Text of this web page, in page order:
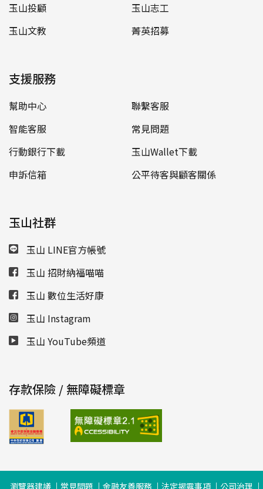
玉山投顧
玉山志工
玉山文教
菁英招募
支援服務
幫助中心
聯繫客服
智能客服
常見問題
行動銀行下載
玉山Wallet下載
申訴信箱
公平待客與顧客關係
玉山社群
玉山 LINE官方帳號
玉山 招財納福喵喵
玉山 數位生活好康
玉山 Instagram
玉山 YouTube頻道
存款保險 / 無障礙標章
瀏覽器建議 常見問題 金融友善服務 法定揭露事項 公司治理